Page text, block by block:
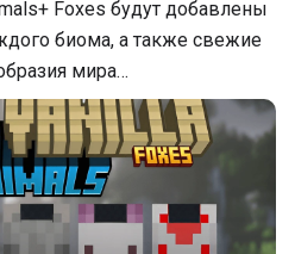
Foxes будут добавлены
биома, а также свежие
мира…